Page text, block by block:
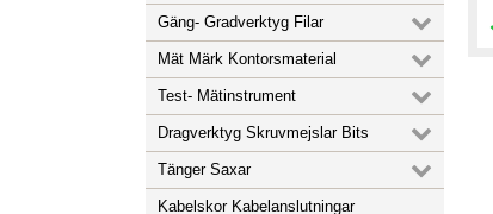
Gäng- Gradverktyg Filar
Mät Märk Kontorsmaterial
Test- Mätinstrument
Dragverktyg Skruvmejslar Bits
Tänger Saxar
Kabelskor Kabelanslutningar